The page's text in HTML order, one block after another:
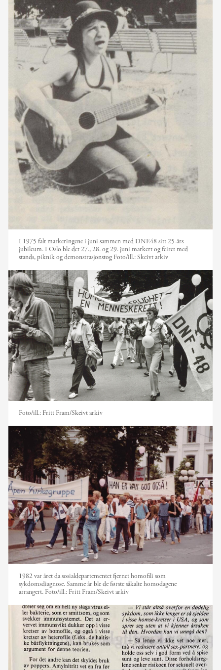
I 1975 falt markeringene i juni sammen med DNF.48 sitt 25-års
jubileum. I Oslo ble det 27., 28. og 29. juni markert og feiret med
stands, piknik og demonstrasjonstog Foto/ill.:Skeivt arkiv
Foto/ill.: Fritt Fram/Skeivt arkiv
1982 var året da sosialdepartementet fjernet homofili som
sykdomsdiagnose. Samme år ble de første såkalte homodagene
arrangert. Foto/ill.: Fritt Fram/Skeivt arkiv